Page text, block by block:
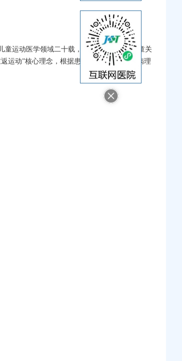
童运动医学领域二十载，是国内最早开展儿童关
运动”核心理念，根据患儿不同生长阶段、病理